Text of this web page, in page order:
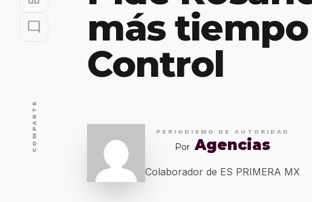
mode_comment
COMPARTE
más
Control
PERIODISMO DE AUTORIDAD
Por Agencias
Colaborador de ES PRIMERA MX